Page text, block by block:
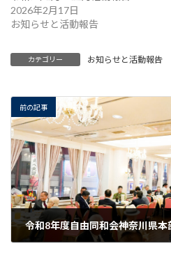
2026年2月17日
お知らせと活動報告
カテゴリー お知らせと活動報告
前の記事
令和8年度自由同和会神奈川県